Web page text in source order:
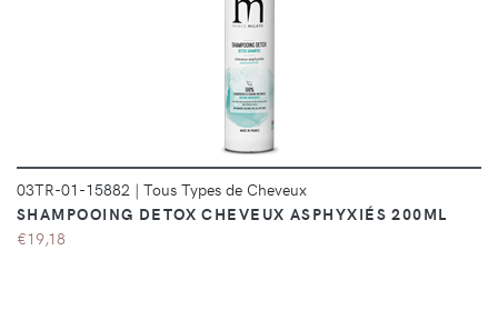
DÉTAILS
03TR-01-15882 | Tous Types de Cheveux
SHAMPOOING DETOX CHEVEUX ASPHYXIÉS 200ML
€19,18